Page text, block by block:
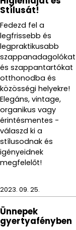
Stílusát!
Fedezd fel a
legfrissebb és
legpraktikusabb
szappanadagolókat
és szappantartókat
otthonodba és
közösségi helyekre!
Elegáns, vintage,
organikus vagy
érintésmentes -
válaszd ki a
stílusodnak és
igényeidnek
megfelelőt!
2023. 09. 25.
Ünnepek
gyertyafényben